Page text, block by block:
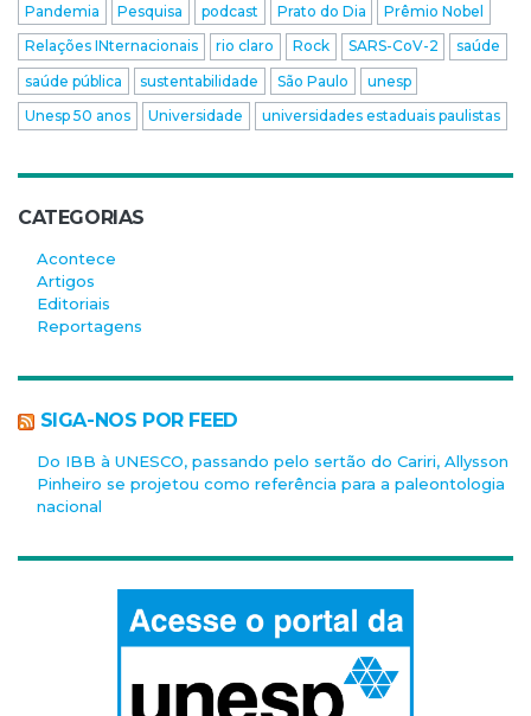
Pandemia
Pesquisa podcast Prato do Dia
Prêmio Nobel
Relações INternacionais
rio claro Rock SARS-CoV-2
saúde
saúde pública
sustentabilidade São Paulo
unesp
Unesp 50 anos
Universidade universidades estaduais paulistas
CATEGORIAS
Acontece
Artigos
Editoriais
Reportagens
SIGA-NOS POR FEED
Do IBB à UNESCO, passando pelo sertão do Cariri, Allysson
Pinheiro se projetou como referência para a paleontologia
nacional